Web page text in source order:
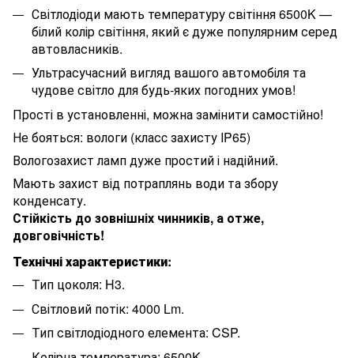
Світлодіоди мають температуру світіння 6500K —
білий колір світіння, який є дуже популярним серед
автовласників.
Ультрасучасний вигляд вашого автомобіля та
чудове світло для будь-яких погодних умов!
Прості в установленні, можна замінити самостійно!
Не бояться: вологи (класc захисту IP65)
Вологозахист ламп дуже простий і надійний.
Мають захист від потраплянь води та збору
конденсату.
Стійкість до зовнішніх чинників, а отже,
довговічність!
Технічні характеристики:
Тип цоколя: H3.
Світловий потік: 4000 Lm.
Тип світлодіодного елемента: CSP.